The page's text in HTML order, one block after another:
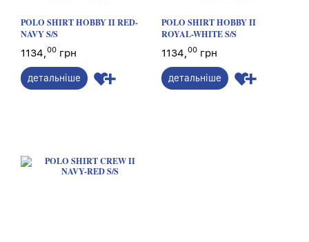
POLO SHIRT HOBBY II RED-
NAVY S/S
1134,00 грн
детальніше
POLO SHIRT HOBBY II
ROYAL-WHITE S/S
1134,00 грн
детальніше